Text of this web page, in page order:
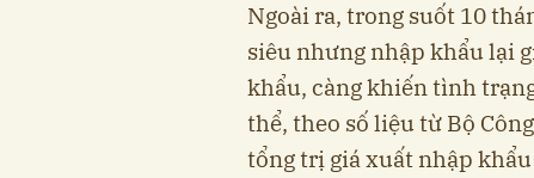
Ngoài ra, trong suốt 10
siêu nhưng nhập khẩu lại
khẩu, càng khiến tình
thể, theo số liệu từ Bộ
tổng trị giá xuất nhập khẩu